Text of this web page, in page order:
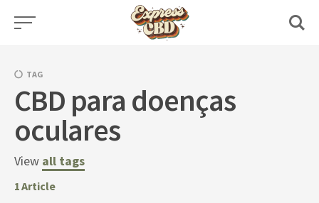
Skip
TAG
CBD para doenças
oculares
View all tags
1Article